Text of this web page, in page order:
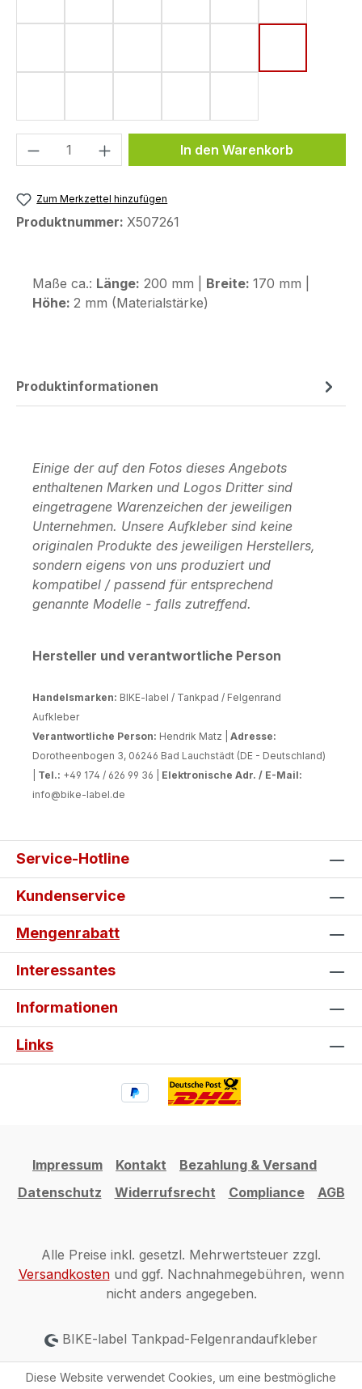
Produkt Anzahl: Gib denIn den Warenkorb
Zum Merkzettel hinzufügen
Produktnummer: X507261
Maße ca.: Länge: 200 mm | Breite: 170 mm |
Höhe: 2 mm (Materialstärke)
Produktinformationen
Einige der auf den Fotos dieses Angebots
enthaltenen Marken und Logos Dritter sind
eingetragene Warenzeichen der jeweiligen
Unternehmen. Unsere Aufkleber sind keine
originalen Produkte des jeweiligen Herstellers,
sondern eigens von uns produziert und
kompatibel / passend für entsprechend
genannte Modelle - falls zutreffend.
Hersteller und verantwortliche Person
Handelsmarken: BIKE-label / Tankpad / Felgenrand
Aufkleber
Verantwortliche Person: Hendrik Matz | Adresse:
Dorotheenbogen 3, 06246 Bad Lauchstädt (DE - Deutschland)
Tel.: +49 174 / 626 99 36 | Elektronische Adr. / E-Mail:
info@bike-label.de
Service-Hotline
Kundenservice
Mengenrabatt
Interessantes
Informationen
Links
Impressum Kontakt
Bezahlung & Versand
Datenschutz
Widerrufsrecht Compliance AGB
Alle Preise inkl. gesetzl. Mehrwertsteuer zzgl.
Versandkostenund ggf. Nachnahmegebühren, wenn
nicht anders angegeben.
BIKE-label Tankpad-Felgenrandaufkleber
Diese Website verwendet Cookies, um eine bestmögliche